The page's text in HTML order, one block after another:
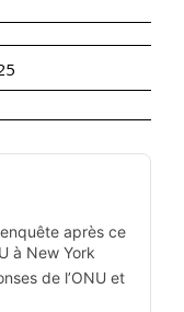
après ce
à New York
de l’ONU et